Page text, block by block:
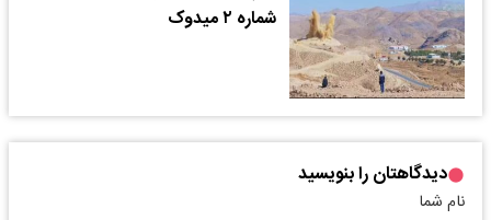
شماره ۲ میدوک
دیدگاهتان را بنویسید
نام شما